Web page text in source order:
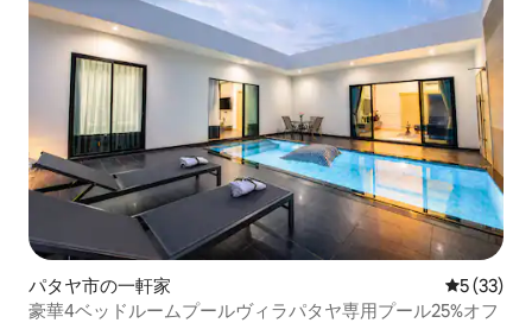
パタヤ市の一軒家 レビュー
5 (33)
豪華4ベッドルームプールヴィラパタヤ専用プール25%オフ